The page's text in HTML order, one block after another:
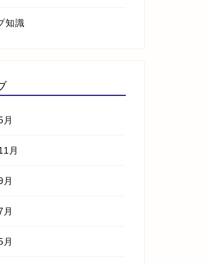
知識
月
月
月
月
月